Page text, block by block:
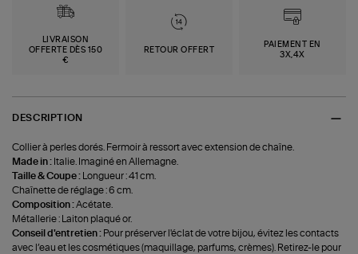
LIVRAISON
OFFERTE DÈS 150
€
RETOUR OFFERT
PAIEMENT EN
3X,4X
DESCRIPTION
Collier à perles dorés. Fermoir à ressort avec extension de chaîne.
Made in : Italie. Imaginé en Allemagne.
Taille & Coupe :
Longueur : 41 cm.
Chaînette de réglage : 6 cm.
Composition :Acétate.
Métallerie : Laiton plaqué or.
Conseil d'entretien : Pour préserver l'éclat de votre bijou, évitez les contacts
avec l’eau et les cosmétiques (maquillage, parfums, crèmes). Retirez-le pour